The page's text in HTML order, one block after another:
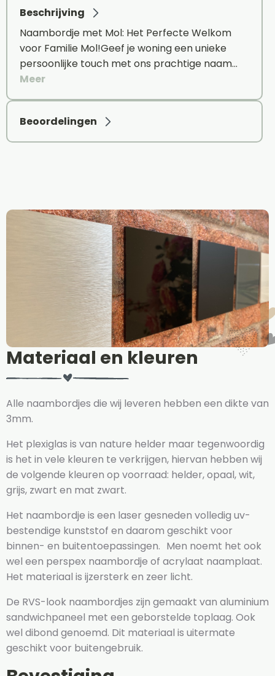
Beschrijving
Naambordje met Mol: Het Perfecte Welkom
voor Familie Mol!Geef je woning een unieke
persoonlijke touch met ons prachtige naam…
Meer
Beoordelingen
Materiaal en kleuren
Alle naambordjes die wij leveren hebben een dikte van
3mm.
Het plexiglas is van nature helder maar tegenwoordig
is het in vele kleuren te verkrijgen, hiervan hebben wij
de volgende kleuren op voorraad: helder, opaal, wit,
grijs, zwart en mat zwart.
Het naambordje is een laser gesneden volledig uv-
bestendige kunststof en daarom geschikt voor
binnen- en buitentoepassingen. Men noemt het ook
wel een perspex naambordje of acrylaat naamplaat.
Het materiaal is ijzersterk en zeer licht.
De RVS-look naambordjes zijn gemaakt van aluminium
sandwichpaneel met een geborstelde toplaag. Ook
wel dibond genoemd. Dit materiaal is uitermate
geschikt voor buitengebruik.